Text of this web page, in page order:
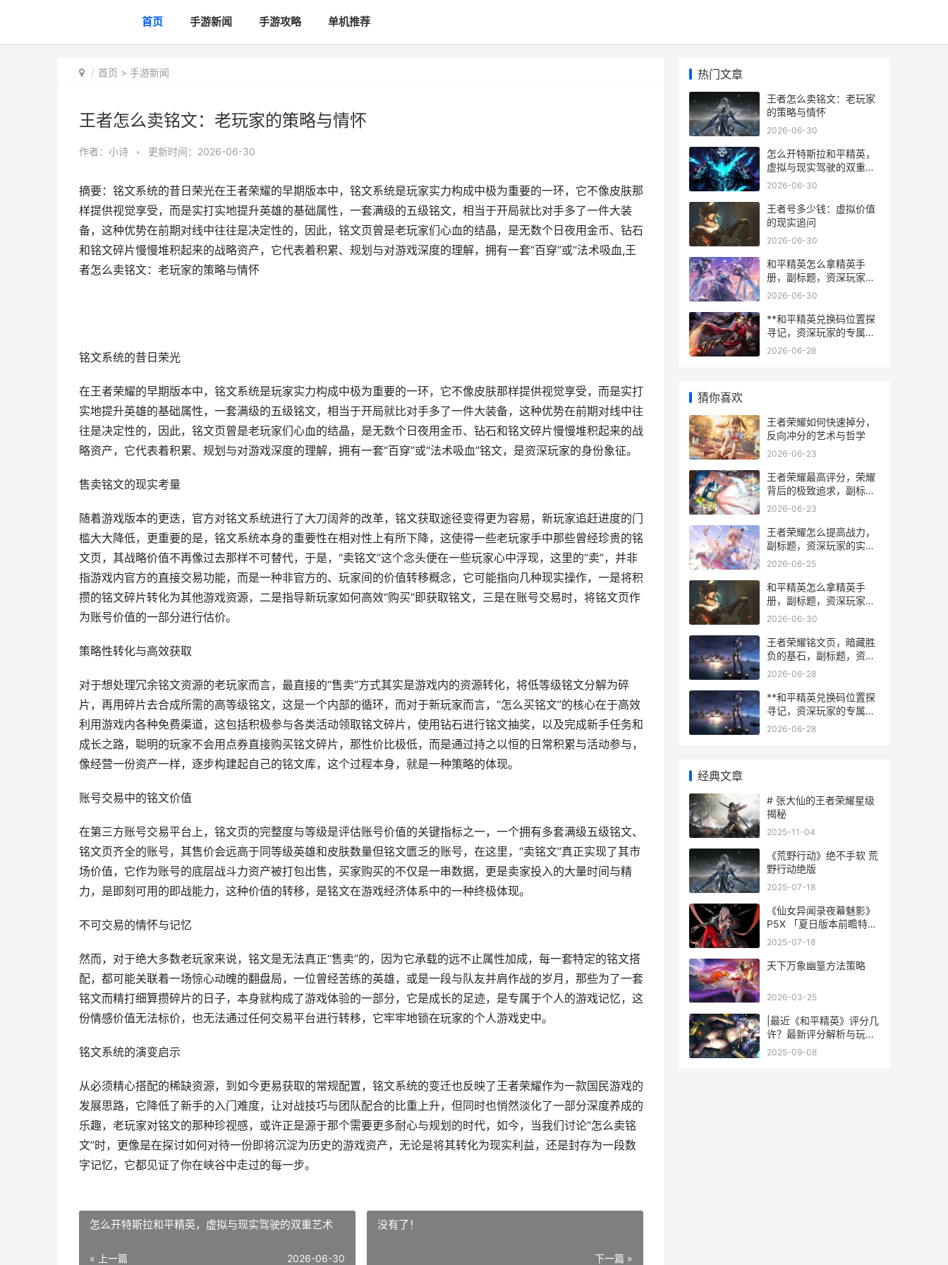
首页 手游新闻 手游攻略 单机推荐
首页 > 手游新闻
王者怎么卖铭文：老玩家的策略与情怀
作者： 小诗 • 更新时间：2026-06-30
摘要：铭文系统的昔日荣光在王者荣耀的早期版本中，铭文系统是玩家实力构成中极为重要的一环，它不像皮肤那
样提供视觉享受，而是实打实地提升英雄的基础属性，一套满级的五级铭文，相当于开局就比对手多了一件大装
备，这种优势在前期对线中往往是决定性的，因此，铭文页曾是老玩家们心血的结晶，是无数个日夜用金币、钻石
和铭文碎片慢慢堆积起来的战略资产，它代表着积累、规划与对游戏深度的理解，拥有一套“百穿”或“法术吸血,王
者怎么卖铭文：老玩家的策略与情怀
铭文系统的昔日荣光
在王者荣耀的早期版本中，铭文系统是玩家实力构成中极为重要的一环，它不像皮肤那样提供视觉享受，而是实打
实地提升英雄的基础属性，一套满级的五级铭文，相当于开局就比对手多了一件大装备，这种优势在前期对线中往
往是决定性的，因此，铭文页曾是老玩家们心血的结晶，是无数个日夜用金币、钻石和铭文碎片慢慢堆积起来的战
略资产，它代表着积累、规划与对游戏深度的理解，拥有一套“百穿”或“法术吸血”铭文，是资深玩家的身份象征。
售卖铭文的现实考量
随着游戏版本的更迭，官方对铭文系统进行了大刀阔斧的改革，铭文获取途径变得更为容易，新玩家追赶进度的门
槛大大降低，更重要的是，铭文系统本身的重要性在相对性上有所下降，这使得一些老玩家手中那些曾经珍贵的铭
文页，其战略价值不再像过去那样不可替代，于是，“卖铭文”这个念头便在一些玩家心中浮现，这里的“卖”，并非
指游戏内官方的直接交易功能，而是一种非官方的、玩家间的价值转移概念，它可能指向几种现实操作，一是将积
攒的铭文碎片转化为其他游戏资源，二是指导新玩家如何高效“购买”即获取铭文，三是在账号交易时，将铭文页作
为账号价值的一部分进行估价。
策略性转化与高效获取
对于想处理冗余铭文资源的老玩家而言，最直接的“售卖”方式其实是游戏内的资源转化，将低等级铭文分解为碎
片，再用碎片去合成所需的高等级铭文，这是一个内部的循环，而对于新玩家而言，“怎么买铭文”的核心在于高效
利用游戏内各种免费渠道，这包括积极参与各类活动领取铭文碎片，使用钻石进行铭文抽奖，以及完成新手任务和
成长之路，聪明的玩家不会用点券直接购买铭文碎片，那性价比极低，而是通过持之以恒的日常积累与活动参与，
像经营一份资产一样，逐步构建起自己的铭文库，这个过程本身，就是一种策略的体现。
账号交易中的铭文价值
在第三方账号交易平台上，铭文页的完整度与等级是评估账号价值的关键指标之一，一个拥有多套满级五级铭文、
铭文页齐全的账号，其售价会远高于同等级英雄和皮肤数量但铭文匮乏的账号，在这里，“卖铭文”真正实现了其市
场价值，它作为账号的底层战斗力资产被打包出售，买家购买的不仅是一串数据，更是卖家投入的大量时间与精
力，是即刻可用的即战能力，这种价值的转移，是铭文在游戏经济体系中的一种终极体现。
不可交易的情怀与记忆
然而，对于绝大多数老玩家来说，铭文是无法真正“售卖”的，因为它承载的远不止属性加成，每一套特定的铭文搭
配，都可能关联着一场惊心动魄的翻盘局，一位曾经苦练的英雄，或是一段与队友并肩作战的岁月，那些为了一套
铭文而精打细算攒碎片的日子，本身就构成了游戏体验的一部分，它是成长的足迹，是专属于个人的游戏记忆，这
份情感价值无法标价，也无法通过任何交易平台进行转移，它牢牢地锁在玩家的个人游戏史中。
铭文系统的演变启示
从必须精心搭配的稀缺资源，到如今更易获取的常规配置，铭文系统的变迁也反映了王者荣耀作为一款国民游戏的
发展思路，它降低了新手的入门难度，让对战技巧与团队配合的比重上升，但同时也悄然淡化了一部分深度养成的
乐趣，老玩家对铭文的那种珍视感，或许正是源于那个需要更多耐心与规划的时代，如今，当我们讨论“怎么卖铭
文”时，更像是在探讨如何对待一份即将沉淀为历史的游戏资产，无论是将其转化为现实利益，还是封存为一段数
字记忆，它都见证了你在峡谷中走过的每一步。
怎么开特斯拉和平精英，虚拟与现实驾驶的双重艺术
« 上一篇 2026-06-30
没有了！
下一篇 »
热门文章
王者怎么卖铭文：老玩家
的策略与情怀
2026-06-30
怎么开特斯拉和平精英，
虚拟与现实驾驶的双重艺
术
2026-06-30
王者号多少钱：虚拟价值
的现实追问
2026-06-30
和平精英怎么拿精英手
册，副标题，资深玩家的
高效进阶指南
2026-06-30
**和平精英兑换码位置探
寻记，资深玩家的专属福
利指南**
2026-06-28
猜你喜欢
王者荣耀如何快速掉分，
反向冲分的艺术与哲学
2026-06-23
王者荣耀最高评分，荣耀
背后的极致追求，副标
题，探寻巅峰操作的灵魂
2026-06-23
王者荣耀怎么提高战力，
副标题，资深玩家的实战
心得
2026-06-25
和平精英怎么拿精英手
册，副标题，资深玩家的
高效进阶指南
2026-06-30
王者荣耀铭文页，暗藏胜
负的基石，副标题，资深
玩家深度剖析其战略价值
2026-06-28
**和平精英兑换码位置探
寻记，资深玩家的专属福
利指南**
2026-06-28
经典文章
# 张大仙的王者荣耀星级
揭秘
2025-11-04
《荒野行动》绝不手软 荒
野行动绝版
2025-07-18
《仙女异闻录夜幕魅影》
P5X 「夏日版本前瞻特别
节目」今天直播 仙侠异闻
2025-07-18
天下万象幽篁方法策略
2026-03-25
|最近《和平精英》评分几
许？最新评分解析与玩法
攻略|
2025-09-08